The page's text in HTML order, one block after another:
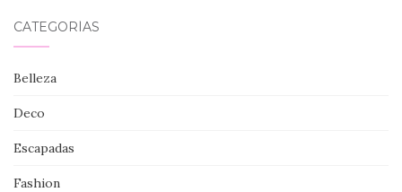
CATEGORÍAS
Belleza
Deco
Escapadas
Fashion